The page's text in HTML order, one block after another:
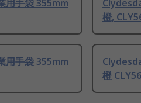
用手袋 355mm
橙,
用手袋 355mm
橙